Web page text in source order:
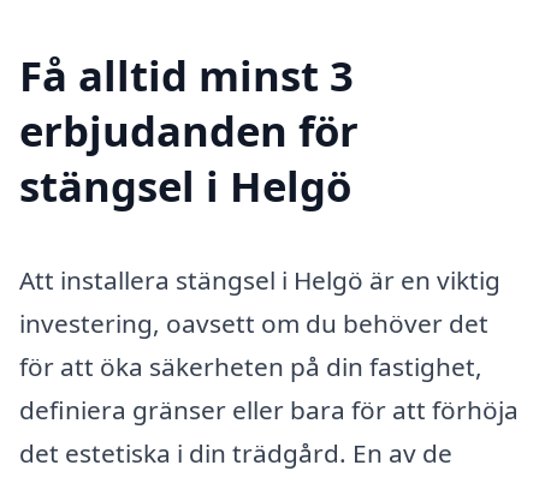
Få alltid minst 3
erbjudanden för
stängsel i Helgö
Att installera stängsel i Helgö är en viktig
investering, oavsett om du behöver det
för att öka säkerheten på din fastighet,
definiera gränser eller bara för att förhöja
det estetiska i din trädgård. En av de